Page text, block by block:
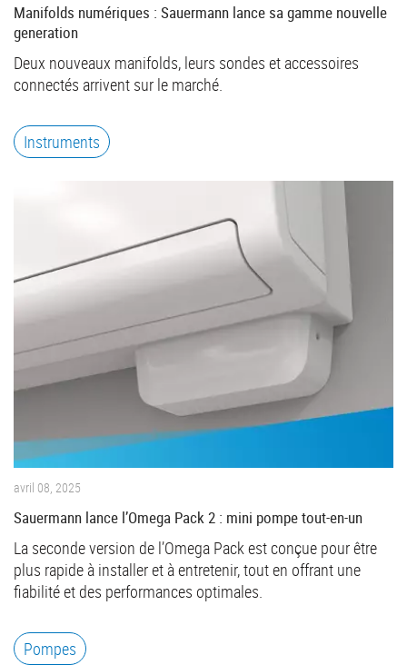
Manifolds numériques : Sauermann lance sa gamme nouvelle
generation
Deux nouveaux manifolds, leurs sondes et accessoires
connectés arrivent sur le marché.
Instruments
avril 08, 2025
Sauermann lance l’Omega Pack 2 : mini pompe tout-en-un
La seconde version de l’Omega Pack est conçue pour être
plus rapide à installer et à entretenir, tout en offrant une
fiabilité et des performances optimales.
Pompes